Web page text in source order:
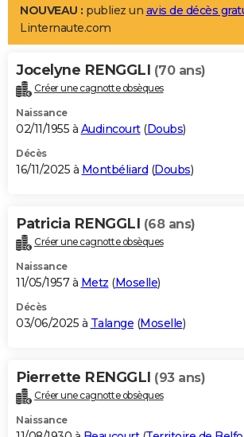
LIFESTYLE
Art de vivre
Bien-être
Loisirs
Mode
Modes de vie
Alimentation
Guide de la santé
Maladies
Médicaments
Sommeil
VOYAGE
Destinations
City break
Voyage nature
Voyage de noces
Forum
Climat
+PHOTO
GUIDES D'ACHAT
BONS PLANS
Carte de Noël
Carte Bonne année
Carte Saint-Valentin
Carte Pâques
Carte d'anniversaire
DICTIONNAIRE
Dictionnaire
Biographies
Citations
Expressions
Proverbes
PROGRAMME TV
S'inscrire
Se connecter
Lycées
Collèges
Primaires
Universités
Entreprises
Service militaire
Avis de recherche
AVIS DE DÉCÈS
Bricolage
Lifestyle
Culture
Sport
Auto
Television
Voyage
Cinema
NOUVEAU : publiez un avis de décès
Linternaute.com
Jocelyne RENGGLI (70 ans)
Créer une cagnotte obsèques
Naissance
02/11/1955 à Audincourt(Doubs)
Décès
16/11/2025 à Montbéliard (Doubs)
Patricia RENGGLI (68 ans)
Créer une cagnotte obsèques
Naissance
11/05/1957 à Metz (Moselle)
Décès
03/06/2025 à Talange (Moselle)
Pierrette RENGGLI (93 ans)
Créer une cagnotte obsèques
Naissance